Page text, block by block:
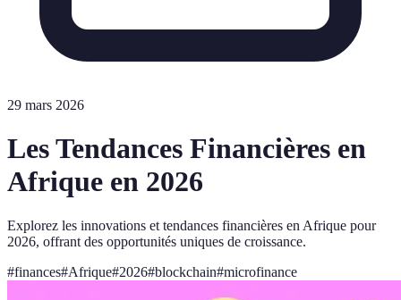
29 mars 2026
Les Tendances Financières en
Afrique en 2026
Explorez les innovations et tendances financières en Afrique pour
2026, offrant des opportunités uniques de croissance.
#finances#Afrique#2026#blockchain#microfinance